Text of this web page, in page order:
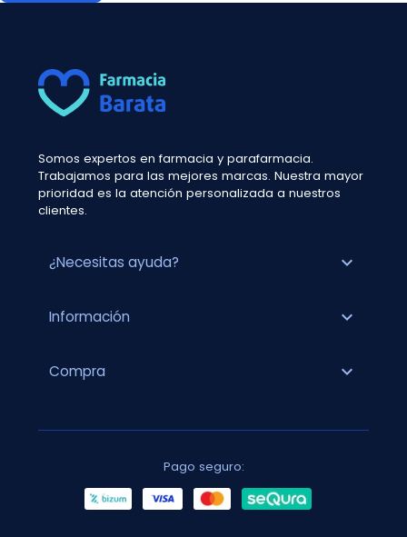
Somos expertos en farmacia y parafarmacia.
Trabajamos para las mejores marcas. Nuestra mayor
prioridad es la atención personalizada a nuestros
clientes.
¿Necesitas ayuda? expand_more
Información expand_more
Compra expand_more
Pago seguro: